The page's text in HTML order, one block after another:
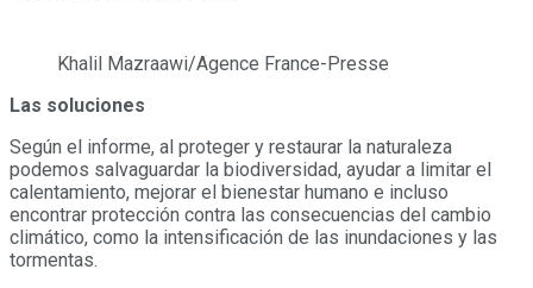
Khalil Mazraawi/Agence France-Presse
Las soluciones
Según el informe, al proteger y restaurar la naturaleza
podemos salvaguardar la biodiversidad, ayudar a limitar el
calentamiento, mejorar el bienestar humano e incluso
encontrar protección contra las consecuencias del cambio
climático, como la intensificación de las inundaciones y las
tormentas.